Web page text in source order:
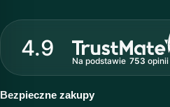
Strefa profesjonalisty
O marce Dottore
Nasz zespół
Akademia i szkolenia
Baza wiedzy
4.9
Na podstawie 753 opinii
Bezpieczne zakupy